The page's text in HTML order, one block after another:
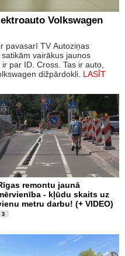
Volkswagen
pavasarī TV Autoziņas
vairākus jaunos
par ID. Cross. Tas ir auto,
dižpārdokli. LASĪT
remontu jaunā
- kļūdu skaits uz
metru darbu! (+ VIDEO)
3